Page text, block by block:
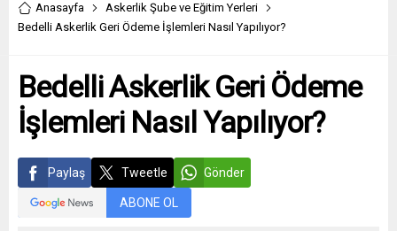
Anasayfa
Askerlik Şube ve Eğitim Yerleri
Bedelli Askerlik Geri Ödeme İşlemleri Nasıl Yapılıyor?
Bedelli Askerlik Geri Ödeme
İşlemleri Nasıl Yapılıyor?
Paylaş Tweetle Gönder
ABONE OL